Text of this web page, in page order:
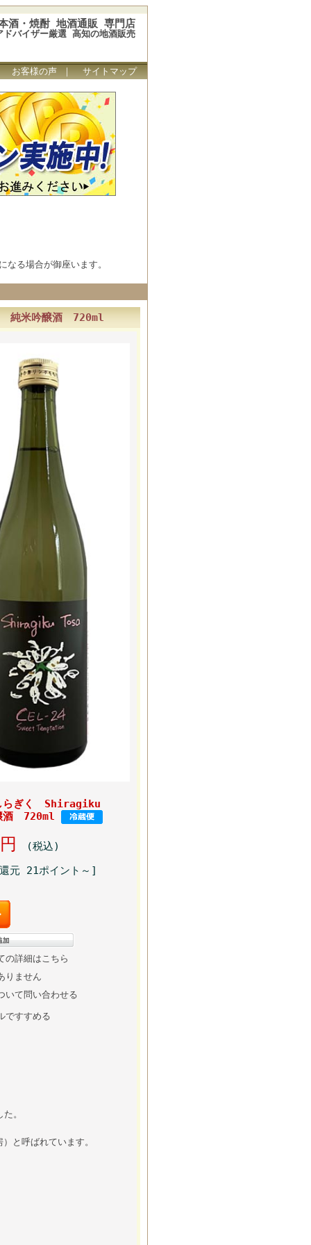
酒・焼酎 地酒通販 専門店
ドバイザー厳選 高知の地酒販売
お客様の声 ｜ サイトマップ
る場合が御座います。
米吟醸酒 720ml
らぎく Shiragiku
720ml
(税込)
元 21ポイント～]
の詳細はこちら
りません
いて問い合わせる
ですすめる
。
と呼ばれています。